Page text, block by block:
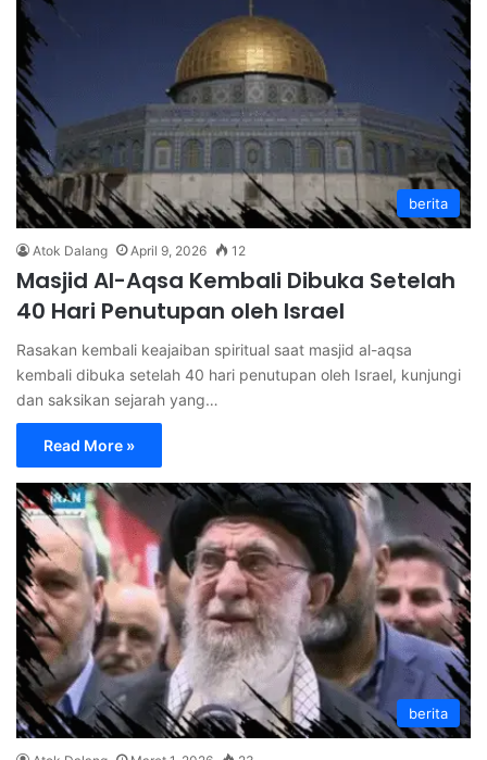
berita
Atok Dalang April 9, 2026 12
Masjid Al-Aqsa Kembali Dibuka Setelah
40 Hari Penutupan oleh Israel
Rasakan kembali keajaiban spiritual saat masjid al-aqsa
kembali dibuka setelah 40 hari penutupan oleh Israel, kunjungi
dan saksikan sejarah yang…
Read More »
berita